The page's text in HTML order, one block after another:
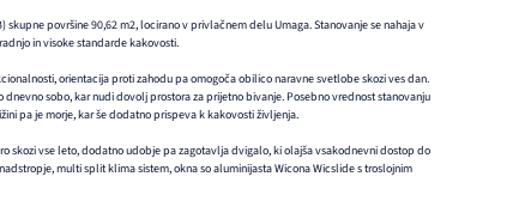
skupne površine 90,62 m2, locirano v privlačnem delu Umaga. Stanovanje se nahaja v
in visoke standarde kakovosti.
orientacija proti zahodu pa omogoča obilico naravne svetlobe skozi ves dan.
sobo, kar nudi dovolj prostora za prijetno bivanje. Posebno vrednost stanovanju
pa je morje, kar še dodatno prispeva k kakovosti življenja.
skozi vse leto, dodatno udobje pa zagotavlja dvigalo, ki olajša vsakodnevni dostop do
multi split klima sistem, okna so aluminijasta Wicona Wicslide s troslojnim